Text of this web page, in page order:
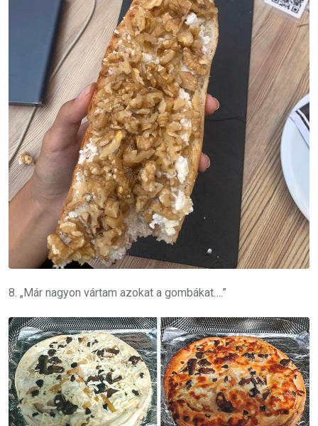
8. „Már nagyon vártam azokat a gombákat….”